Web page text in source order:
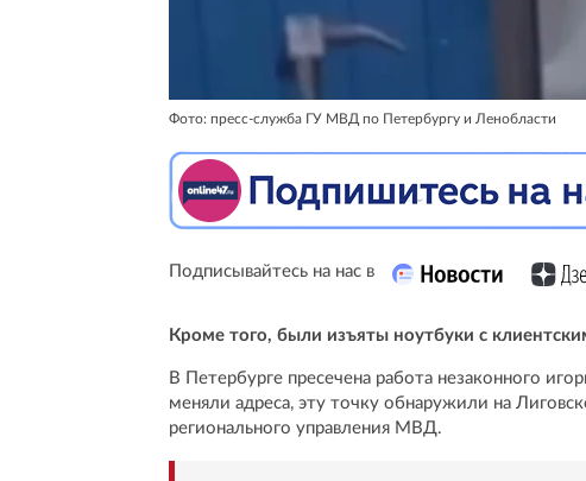
Фото: пресс-служба ГУ МВД по Петербургу и Ленобласти
Подписывайтесь на нас в
Кроме того, были изъяты ноутбуки с
В Петербурге пресечена работа незаконного
меняли адреса, эту точку обнаружили на
регионального управления МВД.